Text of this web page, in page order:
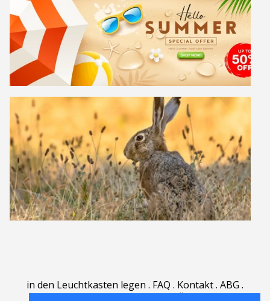
in den Leuchtkasten legen . FAQ . Kontakt. ABG .